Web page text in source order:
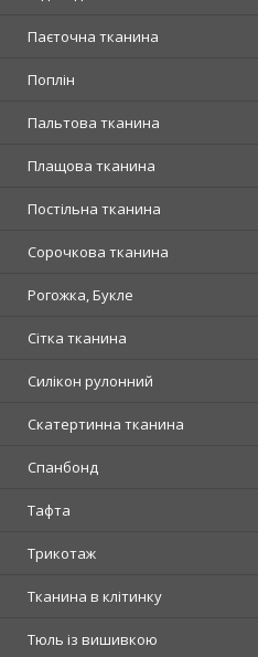
Паєточна тканина
Поплін
Пальтова тканина
Плащова тканина
Постільна тканина
Сорочкова тканина
Рогожка, Букле
Сітка тканина
Силікон рулонний
Скатертинна тканина
Спанбонд
Тафта
Трикотаж
Тканина в клітинку
Тюль із вишивкою